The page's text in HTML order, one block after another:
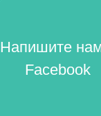
Напишите
Facebook